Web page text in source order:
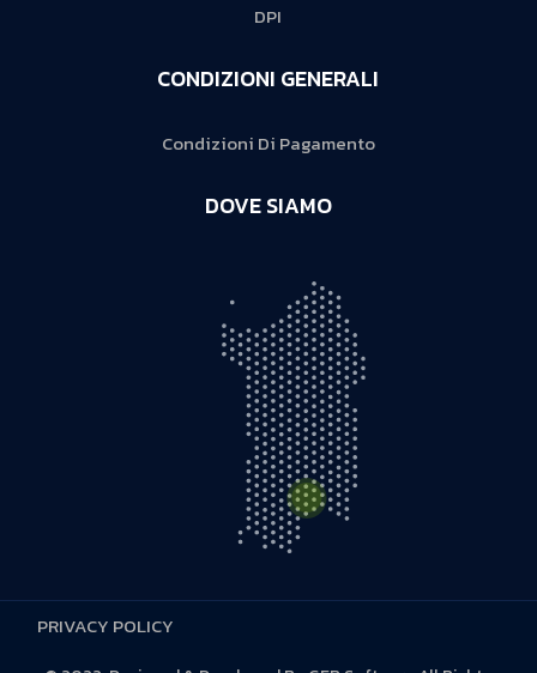
DPI
CONDIZIONI GENERALI
Condizioni Di Pagamento
DOVE SIAMO
S.S. 131 D KM 5,500 - 09028 Sestu (CA)
PRIVACY POLICY